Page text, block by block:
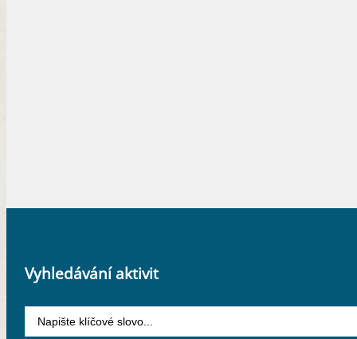
Vyhledávání aktivit
Search